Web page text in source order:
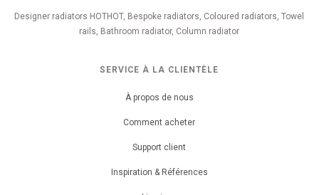
Designer radiators HOTHOT, Bespoke radiators, Coloured radiators, Towel
rails, Bathroom radiator, Column radiator
SERVICE À LA CLIENTÈLE
À propos de nous
Comment acheter
Support client
Inspiration & Références